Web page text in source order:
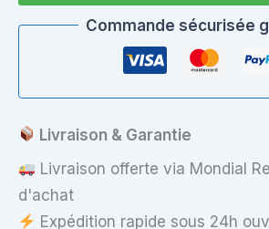
Commande sécurisée
Livraison & Garantie
Livraison offerte via Mondial
d'achat
Expédition rapide sous 24h